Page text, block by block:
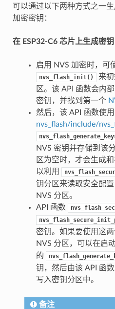
可以通过以下两种方式之一
加密密钥：
在 ESP32-C6 芯片上生成密钥
启用 NVS 加密时，可
nvs_flash_init()
来
区。该 API 函数会内
密钥，并找到第一个
然后，该 API 函数使用
nvs_flash/include/
NVS 密钥并存储到该
区为空时，才会生成
以利用
钥分区来读取安全配
NVS 分区。
API 函数
密钥。如果要使用这
NVS 分区，可以在启
的
钥，然后由该 API 函
写入密钥分区中。
备注